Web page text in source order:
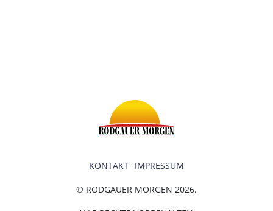
© RODGAUER MORGEN 2026.
KONTAKT IMPRESSUM